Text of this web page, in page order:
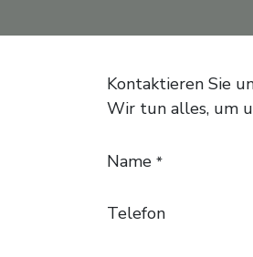
Kontaktieren Sie
Wir tun alles, um
Name *
Telefon